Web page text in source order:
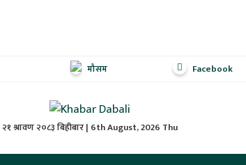
मौसम Facebook
२१ श्रावण २०८३ बिहीबार | 6th August, 2026 Thu